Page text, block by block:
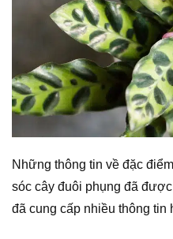
Những thông tin về đặc
sóc cây đuôi phụng đã
đã cung cấp nhiều thông tin